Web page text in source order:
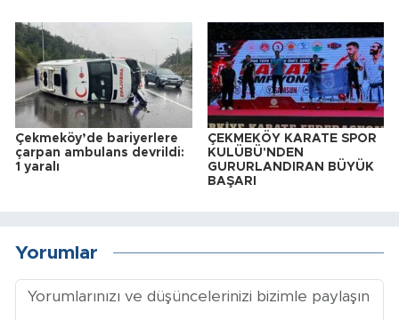
Çekmeköy’de bariyerlere
çarpan ambulans devrildi:
1 yaralı
ÇEKMEKÖY KARATE SPOR
KULÜBÜ'NDEN
GURURLANDIRAN BÜYÜK
BAŞARI
Yorumlar